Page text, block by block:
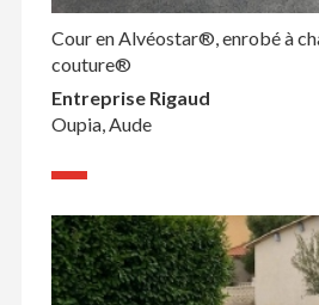
Cour en Alvéostar®, enrobé à
couture®
Entreprise Rigaud
Oupia, Aude